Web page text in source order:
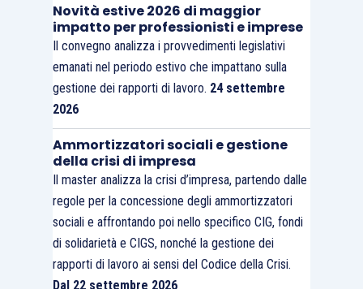
Novità estive 2026 di maggior
impatto per professionisti e imprese
Il convegno analizza i provvedimenti legislativi
emanati nel periodo estivo che impattano sulla
gestione dei rapporti di lavoro. 24 settembre
2026
Ammortizzatori sociali e gestione
della crisi di impresa
Il master analizza la crisi d’impresa, partendo dalle
regole per la concessione degli ammortizzatori
sociali e affrontando poi nello specifico CIG, fondi
di solidarietà e CIGS, nonché la gestione dei
rapporti di lavoro ai sensi del Codice della Crisi.
Dal 22 settembre 2026